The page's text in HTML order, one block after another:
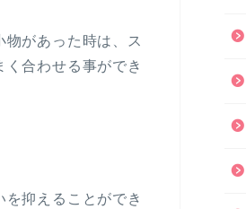
があった時は、ス
合わせる事ができ
抑えることができ